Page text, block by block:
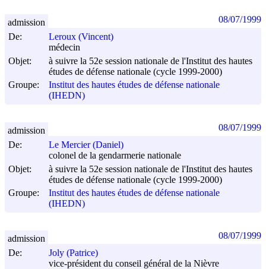
De:
Leroux (Vincent)
médecin
Objet:
à suivre la 52e session nationale de l'Institut des hautes
études de défense nationale (cycle 1999-2000)
Groupe:
Institut des hautes études de défense nationale
(IHEDN)
admission 08/07/1999
De:
Le Mercier (Daniel)
colonel de la gendarmerie nationale
Objet:
à suivre la 52e session nationale de l'Institut des hautes
études de défense nationale (cycle 1999-2000)
Groupe:
Institut des hautes études de défense nationale
(IHEDN)
admission 08/07/1999
De:
Joly (Patrice)
vice-président du conseil général de la Nièvre
admission 08/07/1999